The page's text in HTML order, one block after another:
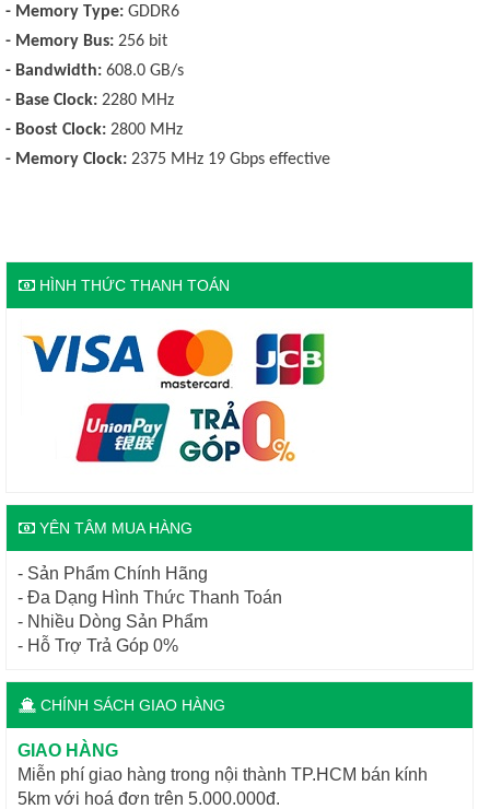
- Memory Type: GDDR6
- Memory Bus: 256 bit
- Bandwidth: 608.0 GB/s
- Base Clock: 2280 MHz
- Boost Clock: 2800 MHz
- Memory Clock: 2375 MHz 19 Gbps effective
HÌNH THỨC THANH TOÁN
YÊN TÂM MUA HÀNG
- Sản Phẩm Chính Hãng
- Đa Dạng Hình Thức Thanh Toán
- Nhiều Dòng Sản Phẩm
- Hỗ Trợ Trả Góp 0%
CHÍNH SÁCH GIAO HÀNG
GIAO HÀNG
Miễn phí giao hàng trong nội thành TP.HCM bán kính
5km với hoá đơn trên 5.000.000đ.